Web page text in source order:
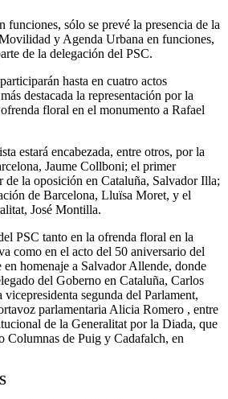
funciones, sólo se prevé la presencia de la
y Agenda Urbana en funciones,
de la delegación del PSC.
hasta en cuatro actos
destacada la representación por la
floral en el monumento a Rafael
estará encabezada, entre otros, por la
​​Jaume Collboni; el primer
de la oposición en Cataluña, Salvador Illa;
de Barcelona, ​​Lluïsa Moret, y el
José Montilla.
PSC tanto en la ofrenda floral en la
como en el acto del 50 aniversario del
homenaje a Salvador Allende, donde
del Goberno en Cataluña, Carlos
segunda del Parlament,
parlamentaria Alicia Romero , entre
de la Generalitat por la Diada, que
Columnas de Puig y Cadafalch, en